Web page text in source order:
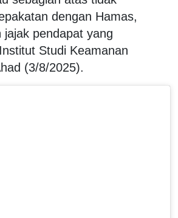
dengan Hamas,
jajak pendapat yang
Studi Keamanan
(3/8/2025).